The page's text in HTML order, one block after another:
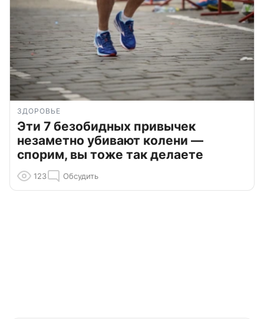
ЗДОРОВЬЕ
Эти 7 безобидных привычек
незаметно убивают колени —
спорим, вы тоже так делаете
123 Обсудить